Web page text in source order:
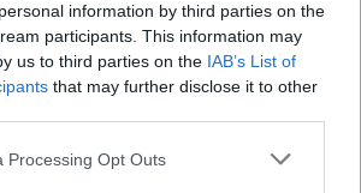
information by third parties on the
participants. This information may
us to third parties on the IAB’s List of
that may further disclose it to other
Processing Opt Outs
ser o
Vila Real
Próximo artigo
Hugo Letra vence as eleições
presidente do SC Vila Real